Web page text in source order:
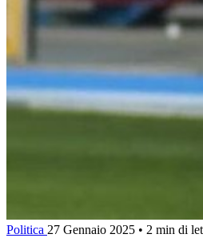
Politica 27 Gennaio 2025 • 2 min di